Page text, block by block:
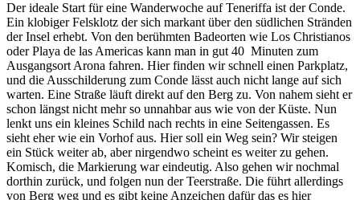
Der ideale Start für eine Wanderwoche auf Teneriffa ist der Conde.
Ein klobiger Felsklotz der sich markant über den südlichen Stränden
der Insel erhebt. Von den berühmten Badeorten wie Los Christianos
oder Playa de las Americas kann man in gut 40 Minuten zum
Ausgangsort Arona fahren. Hier finden wir schnell einen Parkplatz,
und die Ausschilderung zum Conde lässt auch nicht lange auf sich
warten. Eine Straße läuft direkt auf den Berg zu. Von nahem sieht er
schon längst nicht mehr so unnahbar aus wie von der Küste. Nun
lenkt uns ein kleines Schild nach rechts in eine Seitengassen. Es
sieht eher wie ein Vorhof aus. Hier soll ein Weg sein? Wir steigen
ein Stück weiter ab, aber nirgendwo scheint es weiter zu gehen.
Komisch, die Markierung war eindeutig. Also gehen wir nochmal
dorthin zurück, und folgen nun der Teerstraße. Die führt allerdings
von Berg weg und es gibt keine Anzeichen dafür das es hier